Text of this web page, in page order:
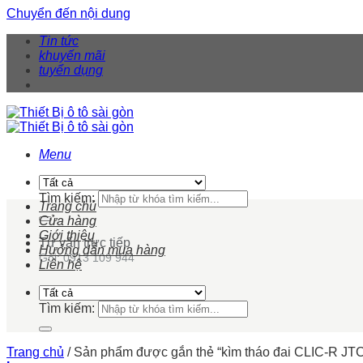
Chuyển đến nội dung
Tin tức
khuyến mãi
tuyển dụng
Menu
Tìm kiếm:
Tư vấn trực tiếp
Gọi: 0913 109 944
Trang chủ
Cửa hàng
Giới thiệu
Hướng dẫn mua hàng
Liên hệ
Tìm kiếm:
Trang chủ /Sản phẩm được gắn thẻ “kìm tháo đai CLIC-R